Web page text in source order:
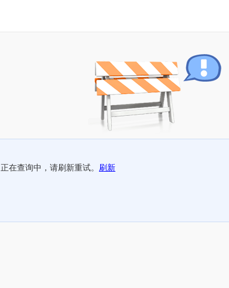
正在查询中，请刷新重试。 刷新